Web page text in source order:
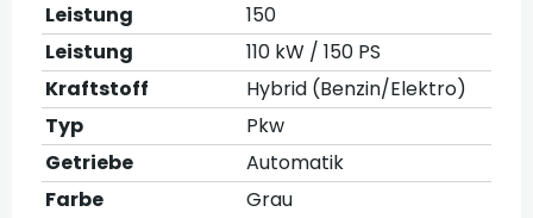
Leistung
150
Leistung
110 kW / 150 PS
Kraftstoff
Hybrid (Benzin/Elektro)
Typ
Pkw
Getriebe
Automatik
Farbe
Grau